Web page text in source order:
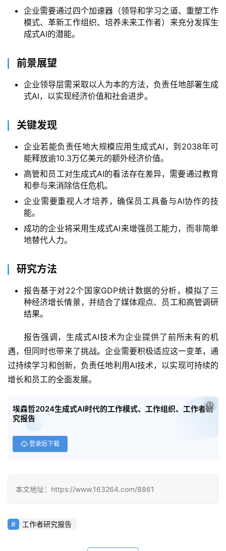
好
教
型
告
企业需要通过四个加速器（领导和学习之道、重塑工作
模式、革新工作组织、培养未来工作者）来充分发挥生
成式AI的潜能。
前景展望
企业领导层需采取以人为本的方法，负责任地部署生成
式AI，以实现经济价值和社会进步。
关键发现
企业若能负责任地大规模应用生成式AI，到2038年可
能释放逾10.3万亿美元的额外经济价值。
高管和员工对生成式AI的看法存在差异，需要通过教育
和参与来消除信任危机。
企业需要重视人才培养，确保员工具备与AI协作的技
能。
成功的企业将采用生成式AI来增强员工能力，而非简单
地替代人力。
研究方法
报告基于对22个国家GDP统计数据的分析，模拟了三
种经济增长情景，并结合了媒体观点、员工和高管调研
结果。
报告强调，生成式AI技术为企业提供了前所未有的机
遇，但同时也带来了挑战。企业需要积极适应这一变革，通
过持续学习和创新，负责任地利用AI技术，以实现可持续的
增长和员工的全面发展。
埃森哲2024生成式AI时代的工作模式、工作组织、工作者研
究报告
登录后下载
本文地址：https://www.163264.com/8861
工作者研究报告